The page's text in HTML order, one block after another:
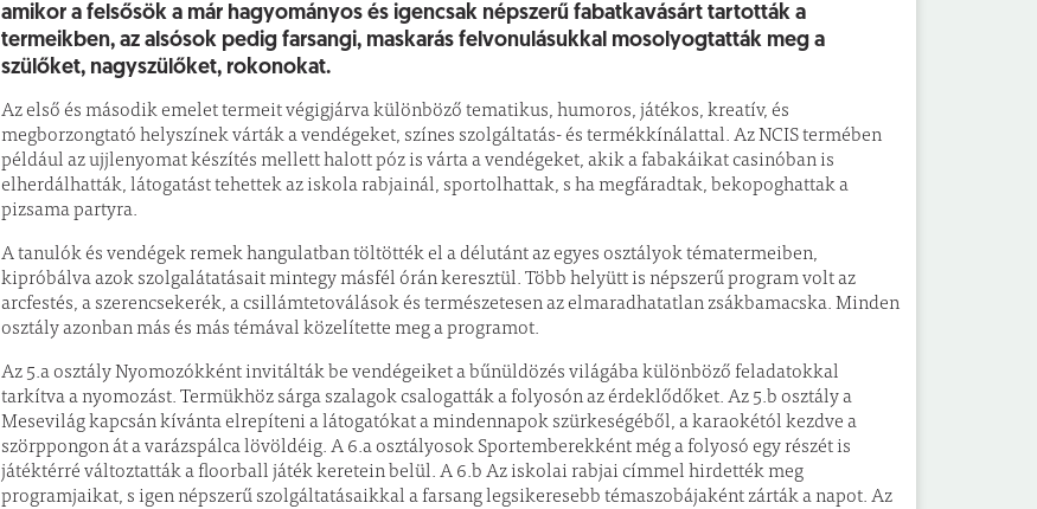
amikor a felsősök a már hagyományos és igencsak népszerű fabatkavásárt tartották a
termeikben, az alsósok pedig farsangi, maskarás felvonulásukkal mosolyogtatták meg a
szülőket, nagyszülőket, rokonokat.
Az első és második emelet termeit végigjárva különböző tematikus, humoros, játékos, kreatív, és
megborzongtató helyszínek várták a vendégeket, színes szolgáltatás- és termékkínálattal. Az NCIS termében
például az ujjlenyomat készítés mellett halott póz is várta a vendégeket, akik a fabakáikat casinóban is
elherdálhatták, látogatást tehettek az iskola rabjainál, sportolhattak, s ha megfáradtak, bekopoghattak a
pizsama partyra.
A tanulók és vendégek remek hangulatban töltötték el a délutánt az egyes osztályok tématermeiben,
kipróbálva azok szolgalátatásait mintegy másfél órán keresztül. Több helyütt is népszerű program volt az
arcfestés, a szerencsekerék, a csillámtetoválások és természetesen az elmaradhatatlan zsákbamacska. Minden
osztály azonban más és más témával közelítette meg a programot.
Az 5.a osztály Nyomozókként invitálták be vendégeiket a bűnüldözés világába különböző feladatokkal
tarkítva a nyomozást. Termükhöz sárga szalagok csalogatták a folyosón az érdeklődőket. Az 5.b osztály a
Mesevilág kapcsán kívánta elrepíteni a látogatókat a mindennapok szürkeségéből, a karaokétól kezdve a
szörppongon át a varázspálca lövöldéig. A 6.a osztályosok Sportemberekként még a folyosó egy részét is
játéktérré változtatták a floorball játék keretein belül. A 6.b Az iskolai rabjai címmel hirdették meg
programjaikat, s igen népszerű szolgáltatásaikkal a farsang legsikeresebb témaszobájaként zárták a napot. Az